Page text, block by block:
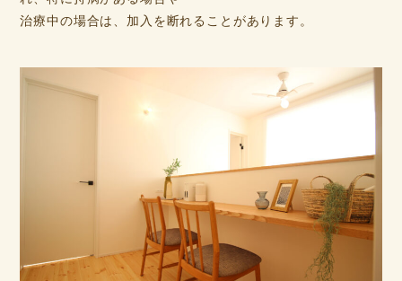
治療中の場合は、加入を断れることがあります。